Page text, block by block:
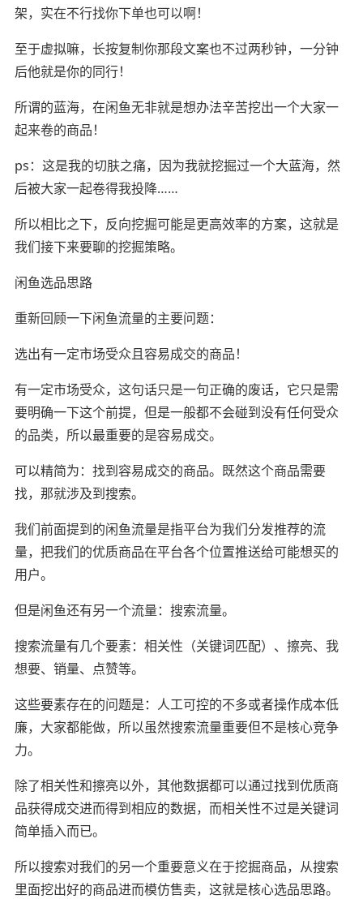
架，实在不行找你下单也可以啊！
至于虚拟嘛，长按复制你那段文案也不过两秒钟，一分钟
后他就是你的同行！
所谓的蓝海，在闲鱼无非就是想办法辛苦挖出一个大家一
起来卷的商品！
ps：这是我的切肤之痛，因为我就挖掘过一个大蓝海，然
后被大家一起卷得我投降……
所以相比之下，反向挖掘可能是更高效率的方案，这就是
我们接下来要聊的挖掘策略。
闲鱼选品思路
重新回顾一下闲鱼流量的主要问题：
选出有一定市场受众且容易成交的商品！
有一定市场受众，这句话只是一句正确的废话，它只是需
要明确一下这个前提，但是一般都不会碰到没有任何受众
的品类，所以最重要的是容易成交。
可以精简为：找到容易成交的商品。既然这个商品需要
找，那就涉及到搜索。
我们前面提到的闲鱼流量是指平台为我们分发推荐的流
量，把我们的优质商品在平台各个位置推送给可能想买的
用户。
但是闲鱼还有另一个流量：搜索流量。
搜索流量有几个要素：相关性（关键词匹配）、擦亮、我
想要、销量、点赞等。
这些要素存在的问题是：人工可控的不多或者操作成本低
廉，大家都能做，所以虽然搜索流量重要但不是核心竞争
力。
除了相关性和擦亮以外，其他数据都可以通过找到优质商
品获得成交进而得到相应的数据，而相关性不过是关键词
简单插入而已。
所以搜索对我们的另一个重要意义在于挖掘商品，从搜索
里面挖出好的商品进而模仿售卖，这就是核心选品思路。